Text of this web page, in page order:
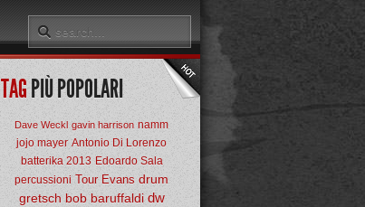
TAGPIÙ POPOLARI
Dave Weckl gavin harrison namm
jojo mayer Antonio Di Lorenzo
batterika 2013 Edoardo Sala
percussioni Tour Evans drum
gretsch bob baruffaldi dw